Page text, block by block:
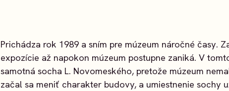
Prichádza rok 1989 a sním pre múzeum náročné časy.
expozície až napokon múzeum postupne zaniká. V
samotná socha L. Novomeského, pretože múzeum
začal sa meniť charakter budovy, a umiestnenie sochy